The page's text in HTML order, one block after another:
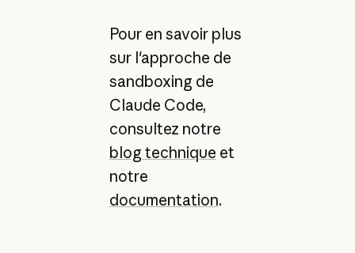
Pour en savoir plus
sur l'approche de
sandboxing de
Claude Code,
consultez notre
blog technique et
notre
documentation.